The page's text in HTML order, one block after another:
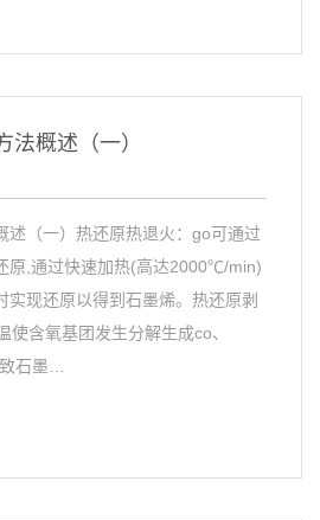
法概述（一）
述（一）热还原热退火：go可通过
原,通过快速加热(高达2000℃/min)
实现还原以得到石墨烯。热还原剥
使含氧基团发生分解生成co、
石墨…